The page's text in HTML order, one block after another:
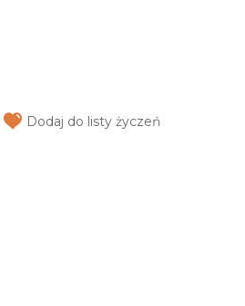
Dodaj do listy życzeń